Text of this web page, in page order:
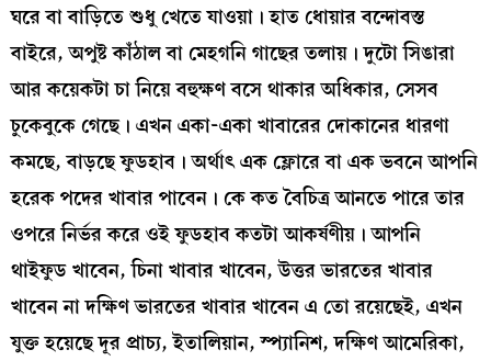
ঘরে বা বাড়িতে শুধু খেতে যাওয়া। হাত ধোয়ার বন্দোবস্ত
বাইরে, অপুষ্ট কাঁঠাল বা মেহগনি গাছের তলায়। দুটো সিঙারা
আর কয়েকটা চা নিয়ে বহুক্ষণ বসে থাকার অধিকার, সেসব
চুকেবুকে গেছে। এখন একা-একা খাবারের দোকানের ধারণা
কমছে, বাড়ছে ফুডহাব। অর্থাৎ এক ফ্লোরে বা এক ভবনে আপনি
হরেক পদের খাবার পাবেন। কে কত বৈচিত্র আনতে পারে তার
ওপরে নির্ভর করে ওই ফুডহাব কতটা আকর্ষণীয়। আপনি
থাইফুড খাবেন, চিনা খাবার খাবেন, উত্তর ভারতের খাবার
খাবেন না দক্ষিণ ভারতের খাবার খাবেন এ তো রয়েছেই, এখন
যুক্ত হয়েছে দূর প্রাচ্য, ইতালিয়ান, স্প্যানিশ, দক্ষিণ আমেরিকা,